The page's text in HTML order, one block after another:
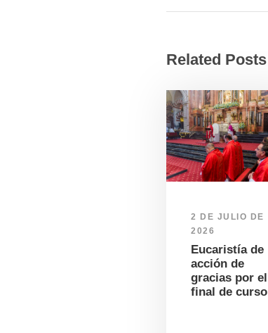
Related Posts
2 DE JULIO DE
2026
Eucaristía de
acción de
gracias por el
final de curso